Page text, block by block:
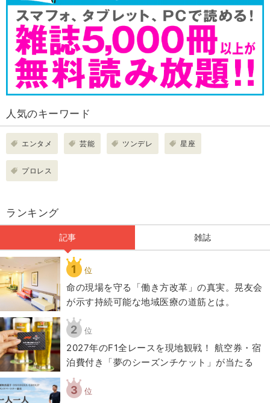
人気のキーワード
エンタメ 芸能 ツンデレ 星座
プロレス
ランキング
記事 雑誌
1 位
​命の現場を守る「働き方改革」の真実。晃友会
が示す持続可能な地域医療の道筋とは。
2 位
2027年のF1全レースを現地観戦！ 航空券・宿
泊費付き「夢のシーズンチケット」が当たる
3 位